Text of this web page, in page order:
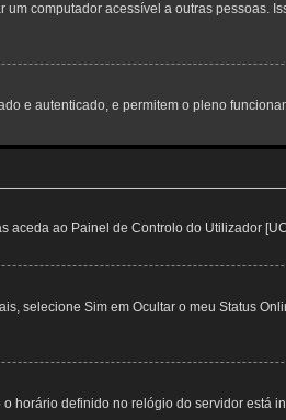
computador acessível a outras pessoas.
e autenticado, e permitem o pleno
ao Painel de Controlo do Utilizador
selecione Sim em Ocultar o meu Status
horário definido no relógio do servidor está